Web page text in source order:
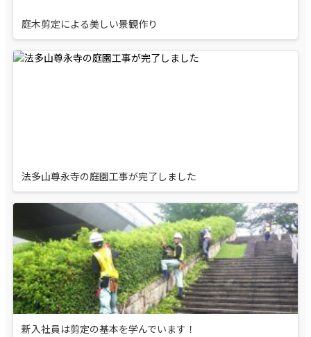
庭木剪定による美しい景観作り
法多山尊永寺の庭園工事が完了しました
新入社員は剪定の基本を学んでいます！